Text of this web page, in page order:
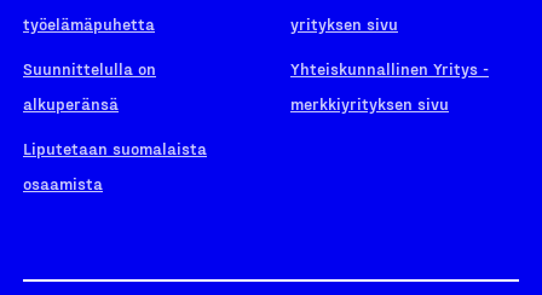
työelämäpuhetta
Suunnittelulla on
alkuperänsä
Liputetaan suomalaista
osaamista
yrityksen sivu
Yhteiskunnallinen Yritys -
merkkiyrityksen sivu